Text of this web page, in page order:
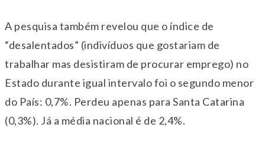
A pesquisa também revelou que o índice de
“desalentados” (indivíduos que gostariam de
trabalhar mas desistiram de procurar emprego) no
Estado durante igual intervalo foi o segundo menor
do País: 0,7%. Perdeu apenas para Santa Catarina
(0,3%). Já a média nacional é de 2,4%.